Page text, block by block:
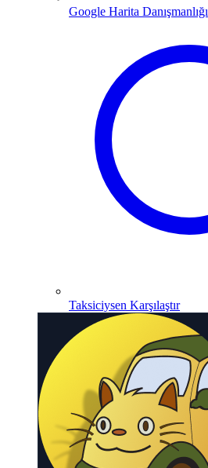
Google Harita Danışmanlığı
Taksiciysen Karşılaştır